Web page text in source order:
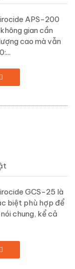
APS-200
gian cần
cao mà vẫn
GCS-25 là
biệt phù hợp để
chung, kể cả